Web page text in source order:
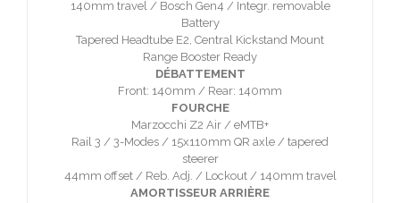
140mm travel / Bosch Gen4 / Integr. removable
Battery
Tapered Headtube E2, Central Kickstand Mount
Range Booster Ready
DÉBATTEMENT
Front: 140mm / Rear: 140mm
FOURCHE
Marzocchi Z2 Air / eMTB+
Rail 3 / 3-Modes / 15x110mm QR axle / tapered
steerer
44mm offset / Reb. Adj. / Lockout / 140mm travel
AMORTISSEUR ARRIÈRE